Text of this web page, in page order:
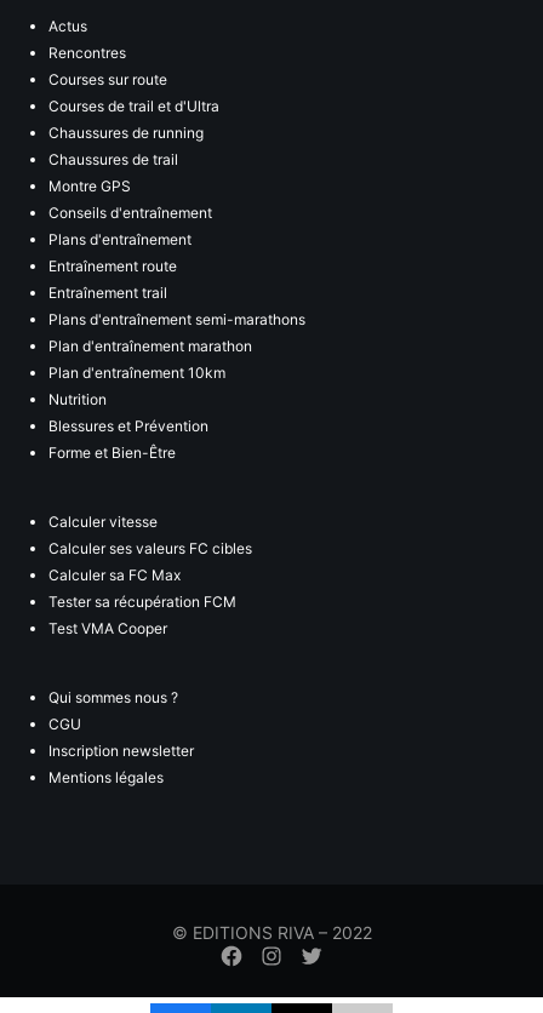
Actus
Rencontres
Courses sur route
Courses de trail et d'Ultra
Chaussures de running
Chaussures de trail
Montre GPS
Conseils d'entraînement
Plans d'entraînement
Entraînement route
Entraînement trail
Plans d'entraînement semi-marathons
Plan d'entraînement marathon
Plan d'entraînement 10km
Nutrition
Blessures et Prévention
Forme et Bien-Être
Calculer vitesse
Calculer ses valeurs FC cibles
Calculer sa FC Max
Tester sa récupération FCM
Test VMA Cooper
Qui sommes nous ?
CGU
Inscription newsletter
Mentions légales
© EDITIONS RIVA – 2022
Élément
menude
de